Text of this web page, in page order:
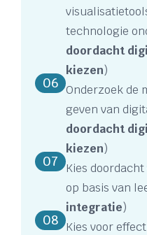
technologie
doordacht
kiezen)
06 Onderzoek de
geven van
doordacht
kiezen)
07
Kies
op basis van
integratie)
08 Kies voor